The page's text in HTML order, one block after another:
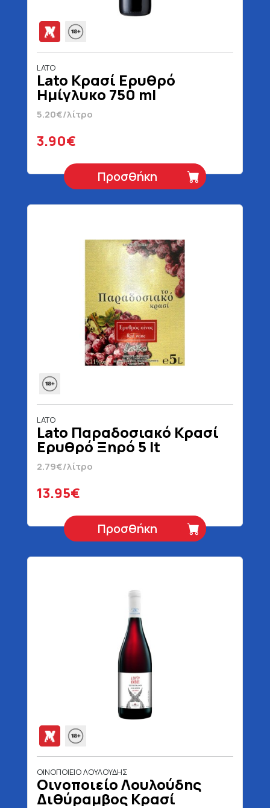
LATO
Lato Κρασί Ερυθρό
Ημίγλυκο 750 ml
5.20€/λίτρο
3.90€
Προσθήκη
LATO
Lato Παραδοσιακό Κρασί
Ερυθρό Ξηρό 5 lt
2.79€/λίτρο
13.95€
Προσθήκη
ΟΙΝΟΠΟΙΕΙΟ ΛΟΥΛΟΥΔΗΣ
Οινοποιείο Λουλούδης
Διθύραμβος Κρασί